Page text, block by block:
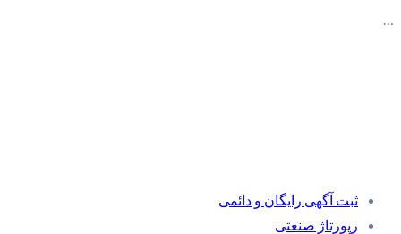
…
ثبت آگهی رایگان و دائمی
رپورتاژ صنعتی